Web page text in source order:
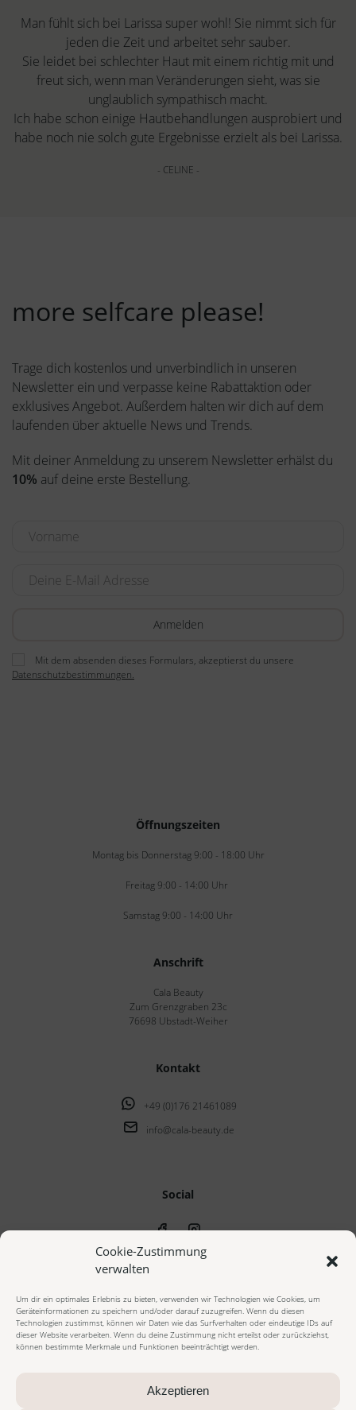
Cookie-Zustimmung
verwalten
Um dir ein optimales Erlebnis zu bieten, verwenden wir Technologien wie Cookies, um
Geräteinformationen zu speichern und/oder darauf zuzugreifen. Wenn du diesen
Technologien zustimmst, können wir Daten wie das Surfverhalten oder eindeutige IDs auf
dieser Website verarbeiten. Wenn du deine Zustimmung nicht erteilst oder zurückziehst,
können bestimmte Merkmale und Funktionen beeinträchtigt werden.
Akzeptieren
Man fühlt sich bei Larissa super wohl! Sie nimmt sich für
jeden die Zeit und arbeitet sehr sauber.
Sie leidet bei schlechter Haut mit einem richtig mit und
freut sich, wenn man Veränderungen sieht, was sie
unglaublich sympathisch macht.
Ich habe schon einige Hautbehandlungen ausprobiert und
habe noch nie solch gute Ergebnisse erzielt als bei Larissa.
- CELINE -
more selfcare please!
Trage dich kostenlos und unverbindlich in unseren
Newsletter ein und verpasse keine Rabattaktion oder
exklusives Angebot. Außerdem halten wir dich auf dem
laufenden über aktuelle News und Trends.
Mit deiner Anmeldung zu unserem Newsletter erhälst du
10% auf deine erste Bestellung.
Mit dem absenden dieses Formulars, akzeptierst du unsere
Datenschutzbestimmungen.
Öffnungszeiten
Montag bis Donnerstag 9:00 - 18:00 Uhr
Freitag 9:00 - 14:00 Uhr
Samstag 9:00 - 14:00 Uhr
Anschrift
Cala Beauty
Zum Grenzgraben 23c
76698 Ubstadt-Weiher
Kontakt
+49 (0)176 21461089
info@cala-beauty.de
Social
© 2023 cala beauty - Alle Rechte vorbehalten